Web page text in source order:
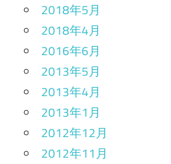
2018年5月
2018年4月
2016年6月
2013年5月
2013年4月
2013年1月
2012年12月
2012年11月